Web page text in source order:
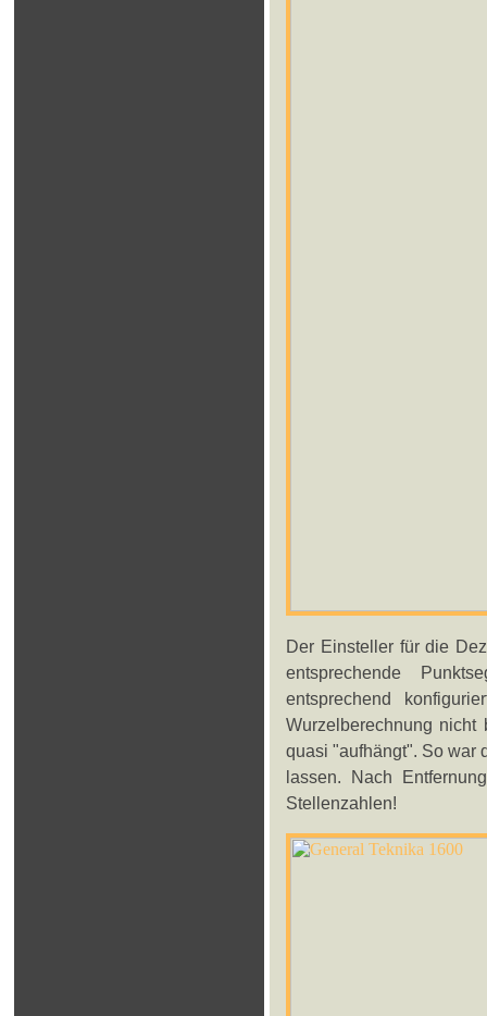
Der Einsteller für die
entsprechende
entsprechend
Wurzelberechnung
quasi "aufhängt". So war
lassen. Nach
Stellenzahlen!